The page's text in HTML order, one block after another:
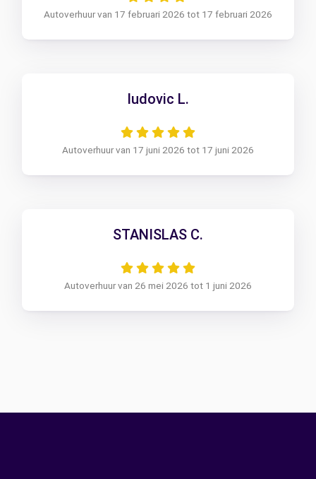
Autoverhuur van 17 februari 2026 tot 17 februari 2026
ludovic L.
Autoverhuur van 17 juni 2026 tot 17 juni 2026
STANISLAS C.
Autoverhuur van 26 mei 2026 tot 1 juni 2026